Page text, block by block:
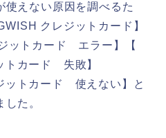
使えない原因を調べるた
クレジットカード】
ットカード エラー】【
トカード 失敗】
ットカード 使えない】と
た。